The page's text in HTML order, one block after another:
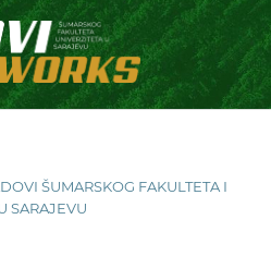
ŠUMARSKOG FAKULTETA I
SARAJEVU